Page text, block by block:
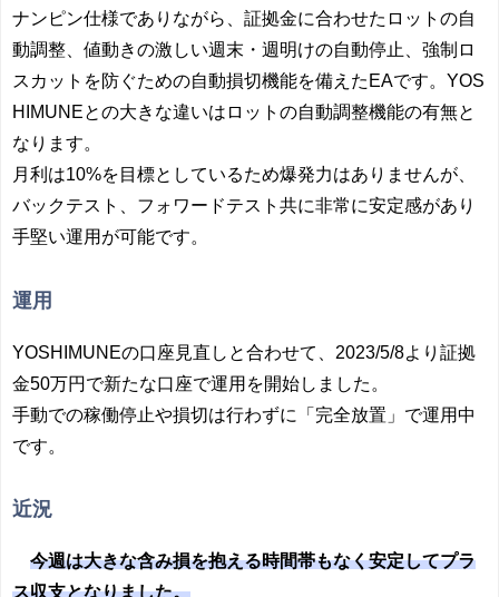
ナンピン仕様でありながら、証拠金に合わせたロットの自
動調整、値動きの激しい週末・週明けの自動停止、強制ロ
スカットを防ぐための自動損切機能を備えたEAです。YOS
HIMUNEとの大きな違いはロットの自動調整機能の有無と
なります。
月利は10%を目標としているため爆発力はありませんが、
バックテスト、フォワードテスト共に非常に安定感があり
手堅い運用が可能です。
運用
YOSHIMUNEの口座見直しと合わせて、2023/5/8より証拠
金50万円で新たな口座で運用を開始しました。
手動での稼働停止や損切は行わずに「完全放置」で運用中
です。
近況
今週は大きな含み損を抱える時間帯もなく安定してプラ
ス収支となりました。